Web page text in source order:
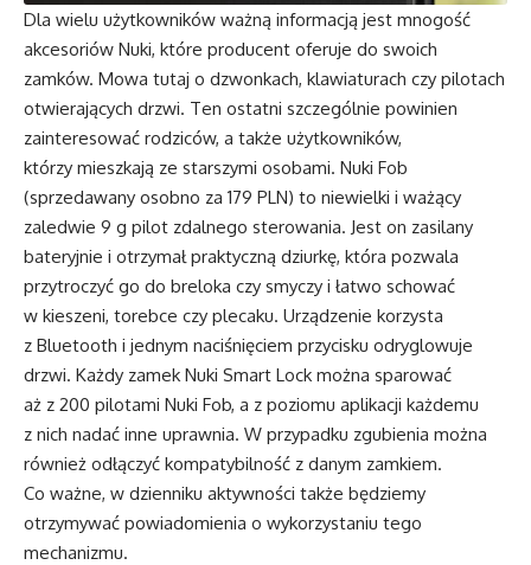
Dla wielu użytkowników ważną informacją jest mnogość
akcesoriów Nuki, które producent oferuje do swoich
zamków. Mowa tutaj o dzwonkach, klawiaturach czy pilotach
otwierających drzwi. Ten ostatni szczególnie powinien
zainteresować rodziców, a także użytkowników,
którzy mieszkają ze starszymi osobami. Nuki Fob
(sprzedawany osobno za 179 PLN) to niewielki i ważący
zaledwie 9 g pilot zdalnego sterowania. Jest on zasilany
bateryjnie i otrzymał praktyczną dziurkę, która pozwala
przytroczyć go do breloka czy smyczy i łatwo schować
w kieszeni, torebce czy plecaku. Urządzenie korzysta
z Bluetooth i jednym naciśnięciem przycisku odryglowuje
drzwi. Każdy zamek Nuki Smart Lock można sparować
aż z 200 pilotami Nuki Fob, a z poziomu aplikacji każdemu
z nich nadać inne uprawnia. W przypadku zgubienia można
również odłączyć kompatybilność z danym zamkiem.
Co ważne, w dzienniku aktywności także będziemy
otrzymywać powiadomienia o wykorzystaniu tego
mechanizmu.